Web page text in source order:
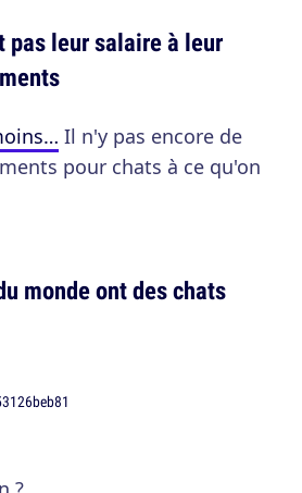
pas leur salaire à leur
Il n'y pas encore de
pour chats à ce qu'on
monde ont des chats